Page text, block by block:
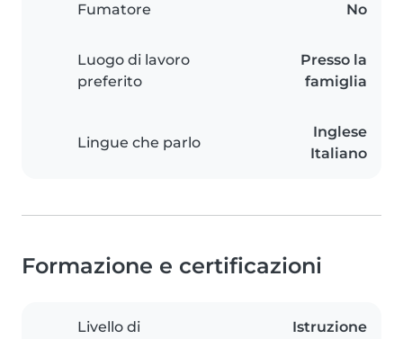
Fumatore No
Luogo di lavoro
preferito
Presso la
famiglia
Lingue che parlo
Inglese
Italiano
Formazione e certificazioni
Livello di
Istruzione